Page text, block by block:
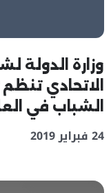
وزارة الدولة
الاتحادي تنظم
الشباب في
24 فبراير 2019